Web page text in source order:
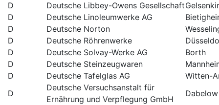
D
Deutsche Libbey-Owens Gesellschaft
D
Deutsche Linoleumwerke AG
D
Deutsche Norton
D
Deutsche Röhrenwerke
D
Deutsche Solvay-Werke AG
Borth
D
Deutsche Steinzeugwaren
D
Deutsche Tafelglas AG
Witten-
D
Deutsche Versuchsanstalt für
Ernährung und Verpflegung GmbH
Dabelow